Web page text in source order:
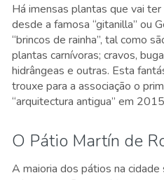
Há imensas plantas que vai
desde a famosa “gitanilla” ou
“brincos de rainha”, tal como
plantas carnívoras; cravos,
hidrângeas e outras. Esta
trouxe para a associação o
“arquitectura antigua” em
O Pátio Martín de
A maioria dos pátios na